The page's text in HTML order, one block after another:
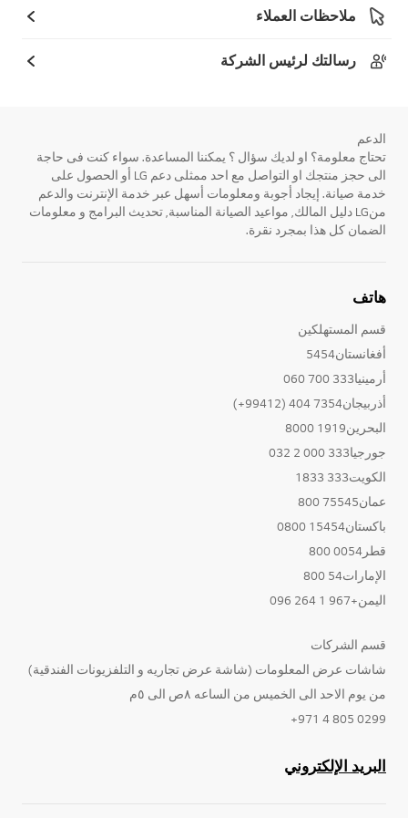
ملاحظات العملاء
رسالتك لرئيس الشركة
الدعم
تحتاج معلومة؟ او لديك سؤال ؟ يمكننا المساعدة. سواء كنت فى حاجة
الى حجز منتجك او التواصل مع احد ممثلى دعم LG أو الحصول على
خدمة صيانة. إيجاد أجوبة ومعلومات أسهل عبر خدمة الإنترنت والدعم
منLG دليل المالك, مواعيد الصيانة المناسبة, تحديث البرامج و معلومات
الضمان كل هذا بمجرد نقرة.
هاتف
قسم المستهلكين
أفغانستان5454
أرمينيا333 700 060
أذربيجان7354 404 (99412+)
البحرين1919 8000
جورجيا333 000 2 032
الكويت333 1833
عمان75545 800
باكستان15454 0800
قطر0054 800
الإمارات54 800
اليمن+967 1 264 096
قسم الشركات
شاشات عرض المعلومات (شاشة عرض تجاريه و التلفزيونات الفندقية)
من يوم الاحد الى الخميس من الساعه ٨ص الى ٥م
0299 805 4 971+
البريد الإلكتروني